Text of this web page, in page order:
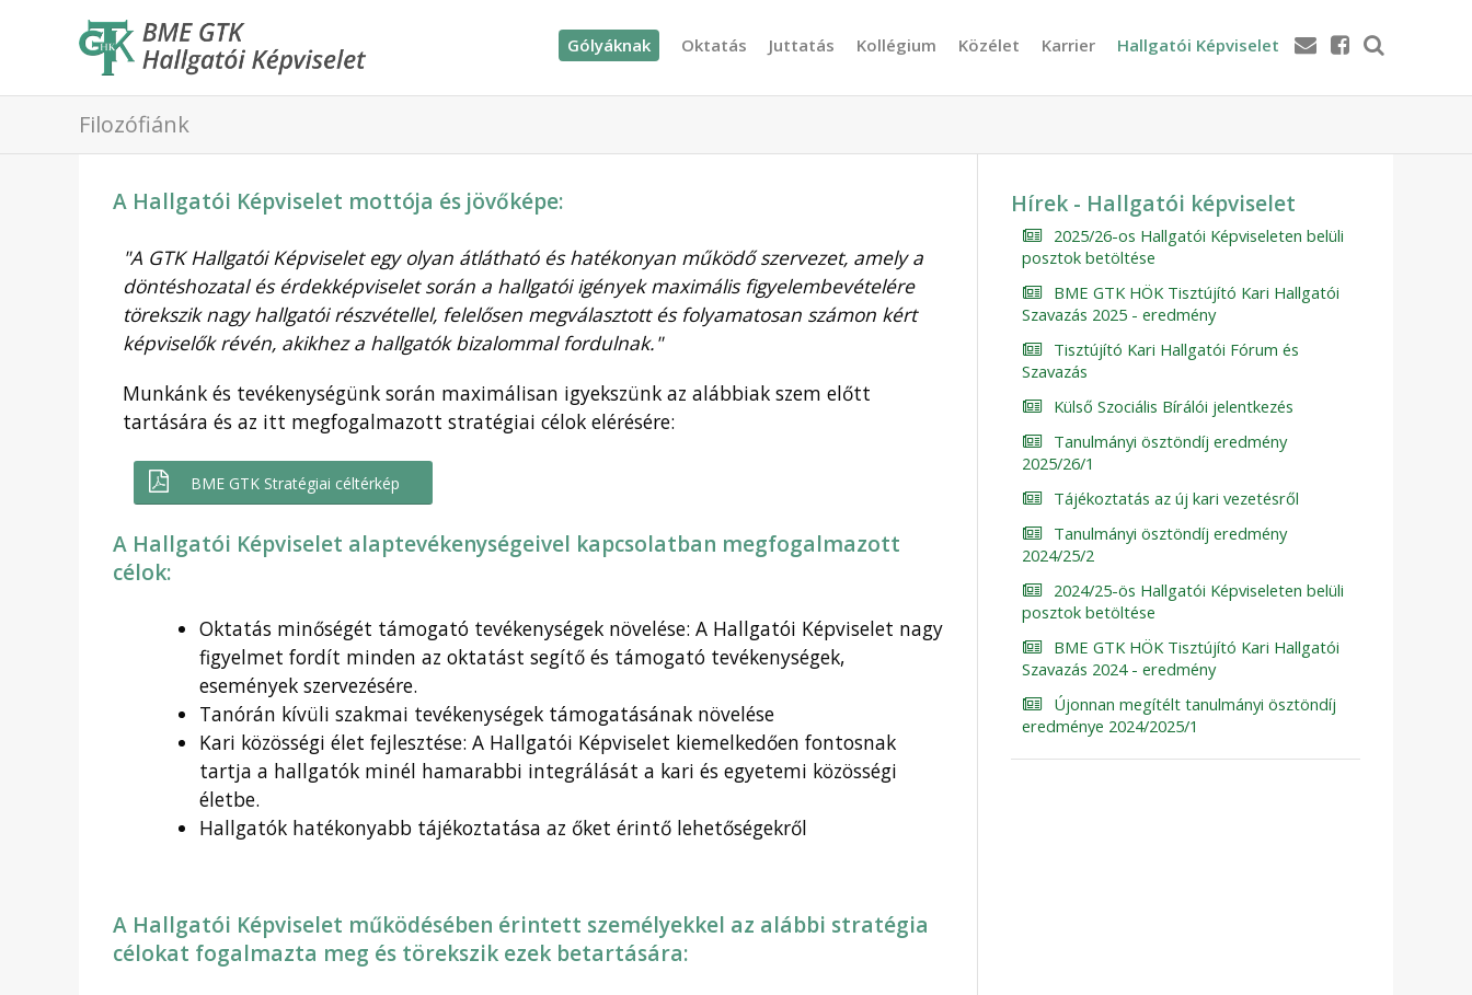
Gólyáknak Oktatás Juttatás Kollégium Közélet Karrier Hallgatói Képviselet
Filozófiánk
A Hallgatói Képviselet mottója és jövőképe:
"A GTK Hallgatói Képviselet egy olyan átlátható és hatékonyan működő szervezet, amely a
döntéshozatal és érdekképviselet során a hallgatói igények maximális figyelembevételére
törekszik nagy hallgatói részvétellel, felelősen megválasztott és folyamatosan számon kért
képviselők révén, akikhez a hallgatók bizalommal fordulnak."
Munkánk és tevékenységünk során maximálisan igyekszünk az alábbiak szem előtt
tartására és az itt megfogalmazott stratégiai célok elérésére:
BME GTK Stratégiai céltérkép
A Hallgatói Képviselet alaptevékenységeivel kapcsolatban megfogalmazott
célok:
Oktatás minőségét támogató tevékenységek növelése: A Hallgatói Képviselet nagy
figyelmet fordít minden az oktatást segítő és támogató tevékenységek,
események szervezésére.
Tanórán kívüli szakmai tevékenységek támogatásának növelése
Kari közösségi élet fejlesztése: A Hallgatói Képviselet kiemelkedően fontosnak
tartja a hallgatók minél hamarabbi integrálását a kari és egyetemi közösségi
életbe.
Hallgatók hatékonyabb tájékoztatása az őket érintő lehetőségekről
A Hallgatói Képviselet működésében érintett személyekkel az alábbi stratégia
célokat fogalmazta meg és törekszik ezek betartására:
Hírek - Hallgatói képviselet
2025/26-os Hallgatói Képviseleten belüli
posztok betöltése
BME GTK HÖK Tisztújító Kari Hallgatói
Szavazás 2025 - eredmény
Tisztújító Kari Hallgatói Fórum és
Szavazás
Külső Szociális Bírálói jelentkezés
Tanulmányi ösztöndíj eredmény
2025/26/1
Tájékoztatás az új kari vezetésről
Tanulmányi ösztöndíj eredmény
2024/25/2
2024/25-ös Hallgatói Képviseleten belüli
posztok betöltése
BME GTK HÖK Tisztújító Kari Hallgatói
Szavazás 2024 - eredmény
Újonnan megítélt tanulmányi ösztöndíj
eredménye 2024/2025/1